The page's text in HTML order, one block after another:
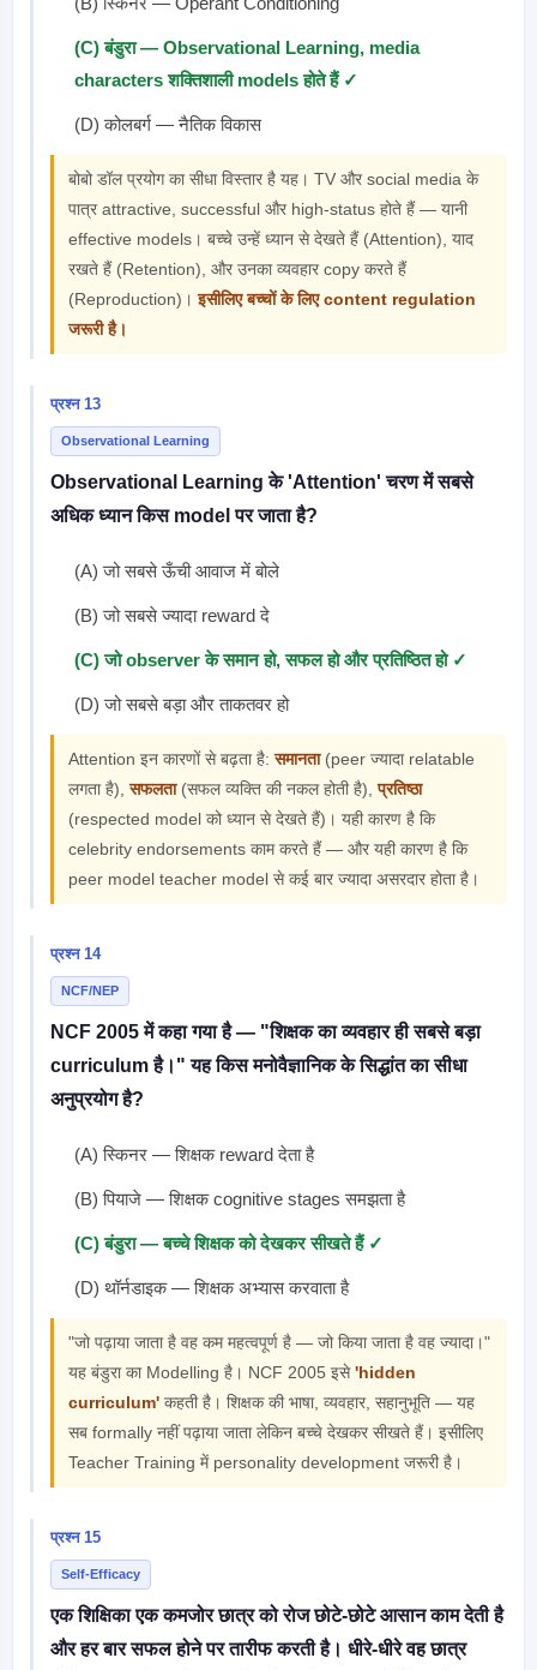
(C) बंडुरा — Observational Learning, media
characters शक्तिशाली models होते हैं ✓
(D) कोलबर्ग — नैतिक विकास
बोबो डॉल प्रयोग का सीधा विस्तार है यह। TV और social media के
पात्र attractive, successful और high-status होते हैं — यानी
effective models। बच्चे उन्हें ध्यान से देखते हैं (Attention), याद
रखते हैं (Retention), और उनका व्यवहार copy करते हैं
(Reproduction)।इसीलिए बच्चों के लिए content regulation
जरूरी है।
प्रश्न 13
Observational Learning
Observational Learning के 'Attention' चरण में सबसे
अधिक ध्यान किस model पर जाता है?
(A) जो सबसे ऊँची आवाज में बोले
(B) जो सबसे ज्यादा reward दे
(C) जो observer के समान हो, सफल हो और प्रतिष्ठित हो ✓
(D) जो सबसे बड़ा और ताकतवर हो
Attention इन कारणों से बढ़ता है:समानता(peer ज्यादा relatable
लगता है),सफलता(सफल व्यक्ति की नकल होती है),प्रतिष्ठा
(respected model को ध्यान से देखते हैं)। यही कारण है कि
celebrity endorsements काम करते हैं — और यही कारण है कि
peer model teacher model से कई बार ज्यादा असरदार होता है।
प्रश्न 14
NCF/NEP
NCF 2005 में कहा गया है — "शिक्षक का व्यवहार ही सबसे बड़ा
curriculum है।" यह किस मनोवैज्ञानिक के सिद्धांत का सीधा
अनुप्रयोग है?
(A) स्किनर — शिक्षक reward देता है
(B) पियाजे — शिक्षक cognitive stages समझता है
(C) बंडुरा — बच्चे शिक्षक को देखकर सीखते हैं ✓
(D) थॉर्नडाइक — शिक्षक अभ्यास करवाता है
"जो पढ़ाया जाता है वह कम महत्वपूर्ण है — जो किया जाता है वह ज्यादा।"
यह बंडुरा का Modelling है। NCF 2005 इसे'hidden
curriculum' कहती है। शिक्षक की भाषा, व्यवहार, सहानुभूति — यह
सब formally नहीं पढ़ाया जाता लेकिन बच्चे देखकर सीखते हैं। इसीलिए
Teacher Training में personality development जरूरी है।
प्रश्न 15
Self-Efficacy
एक शिक्षिका एक कमजोर छात्र को रोज छोटे-छोटे आसान काम देती है
और हर बार सफल होने पर तारीफ करती है। धीरे-धीरे वह छात्र